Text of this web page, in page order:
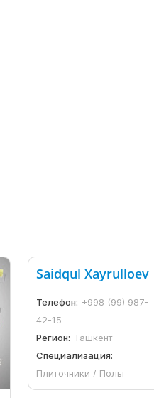
Saidqul Xayrulloev
Телефон: +998 (99) 987-
42-15
Регион: Ташкент
Специализация:
Плиточники / Полы